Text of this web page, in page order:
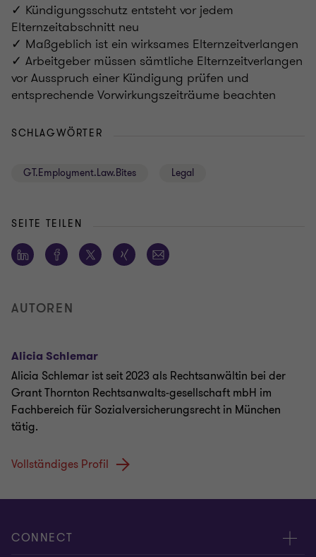
✓ Kündigungsschutz entsteht vor jedem
Elternzeitabschnitt neu
✓ Maßgeblich ist ein wirksames Elternzeitverlangen
✓ Arbeitgeber müssen sämtliche Elternzeitverlangen
vor Ausspruch einer Kündigung prüfen und
entsprechende Vorwirkungszeiträume beachten
SCHLAGWÖRTER
GT.Employment.Law.Bites Legal
SEITE TEILEN
AUTOREN
Alicia Schlemar
Alicia Schlemar ist seit 2023 als Rechtsanwältin bei der
Grant Thornton Rechtsanwalts-gesellschaft mbH im
Fachbereich für Sozialversicherungsrecht in München
tätig.
Vollständiges Profil
CONNECT